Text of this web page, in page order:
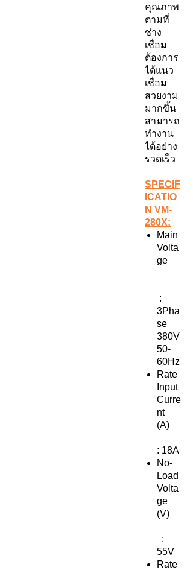
คุณภาพ
ตามที่
ช่าง
เชื่อม
ต้องการ
ได้แนว
เชื่อม
สวยงาม
มากขึ้น
สามารถ
ทำงาน
ได้อย่าง
รวดเร็ว
SPECIF
ICATIO
N VM-
280X:
Main
Volta
ge
:
3Pha
se
380V
50-
60Hz
Rate
Input
Curre
nt
(A)
: 18A
No-
Load
Volta
ge
(V)
:
55V
Rate